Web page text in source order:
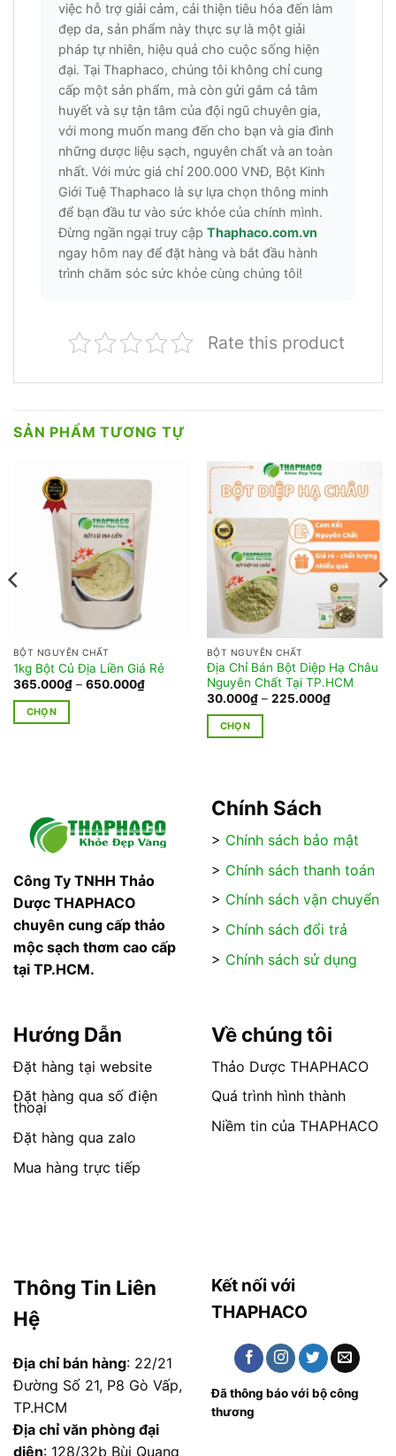
việc hỗ trợ giải cảm, cải thiện tiêu hóa đến làm
đẹp da, sản phẩm này thực sự là một giải
pháp tự nhiên, hiệu quả cho cuộc sống hiện
đại. Tại Thaphaco, chúng tôi không chỉ cung
cấp một sản phẩm, mà còn gửi gắm cả tâm
huyết và sự tận tâm của đội ngũ chuyên gia,
với mong muốn mang đến cho bạn và gia đình
những dược liệu sạch, nguyên chất và an toàn
nhất. Với mức giá chỉ 200.000 VNĐ, Bột Kinh
Giới Tuệ Thaphaco là sự lựa chọn thông minh
để bạn đầu tư vào sức khỏe của chính mình.
Đừng ngần ngại truy cập Thaphaco.com.vn
ngay hôm nay để đặt hàng và bắt đầu hành
trình chăm sóc sức khỏe cùng chúng tôi!
Rate this product
SẢN PHẨM TƯƠNG TỰ
BỘT NGUYÊN CHẤT
1kg Bột Củ Địa Liền Giá Rẻ
365.000₫ – 650.000₫Khoảng
giá:
CHỌN
biến
thể.
tùy
chọn
có
được
chọn
sản
BỘT NGUYÊN CHẤT
Địa Chỉ Bán Bột Diệp Hạ Châu
Nguyên Chất Tại TP.HCM
30.000₫ – 225.000₫Khoảng
giá:
CHỌN
có
nhiều
biến
Các
tùy
có
được
trang
sản
phẩm
Công Ty TNHH Thảo
Dược THAPHACO
chuyên cung cấp thảo
mộc sạch thơm cao cấp
tại TP.HCM.
Chính Sách
> Chính sách bảo mật
> Chính sách thanh toán
> Chính sách vận chuyển
> Chính sách đổi trả
> Chính sách sử dụng
Hướng Dẫn
Đặt hàng tại website
Đặt hàng qua số điện
thoại
Đặt hàng qua zalo
Mua hàng trực tiếp
Về chúng tôi
Thảo Dược THAPHACO
Quá trình hình thành
Niềm tin của THAPHACO
Thông Tin Liên
Hệ
Địa chỉ bán hàng: 22/21
Đường Số 21, P8 Gò Vấp,
TP.HCM
Địa chỉ văn phòng đại
diện: 128/32b Bùi Quang
Kết nối với
THAPHACO
Đã thông báo với bộ công
thương